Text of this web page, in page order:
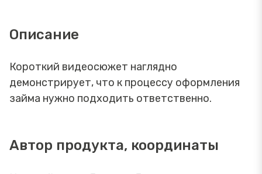
Описание
Короткий видеосюжет наглядно
демонстрирует, что к процессу оформления
займа нужно подходить ответственно.
Автор продукта, координаты